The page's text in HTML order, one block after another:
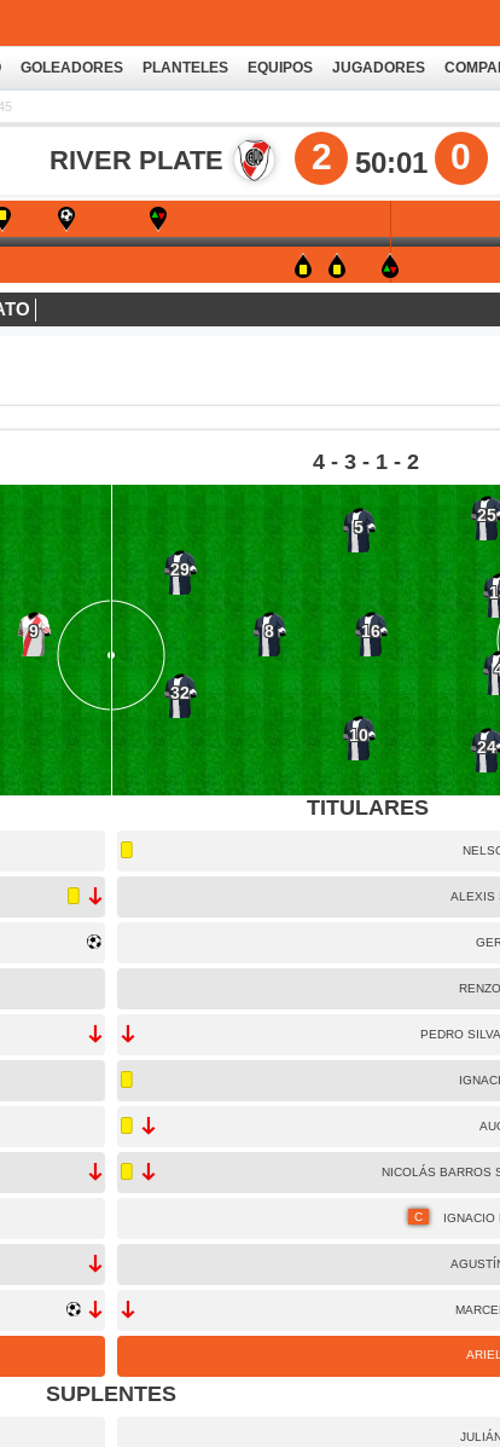
GOLEADORES PLANTELES EQUIPOS JUGADORES
RIVER PLATE 2 50:01 0
9
4 - 3 - 1 - 2
25
24
5
16
10
8
29
32
TITULARES
ALEXIS
PEDRO
NICOLÁS BARROS
IGNACIO
C
SUPLENTES